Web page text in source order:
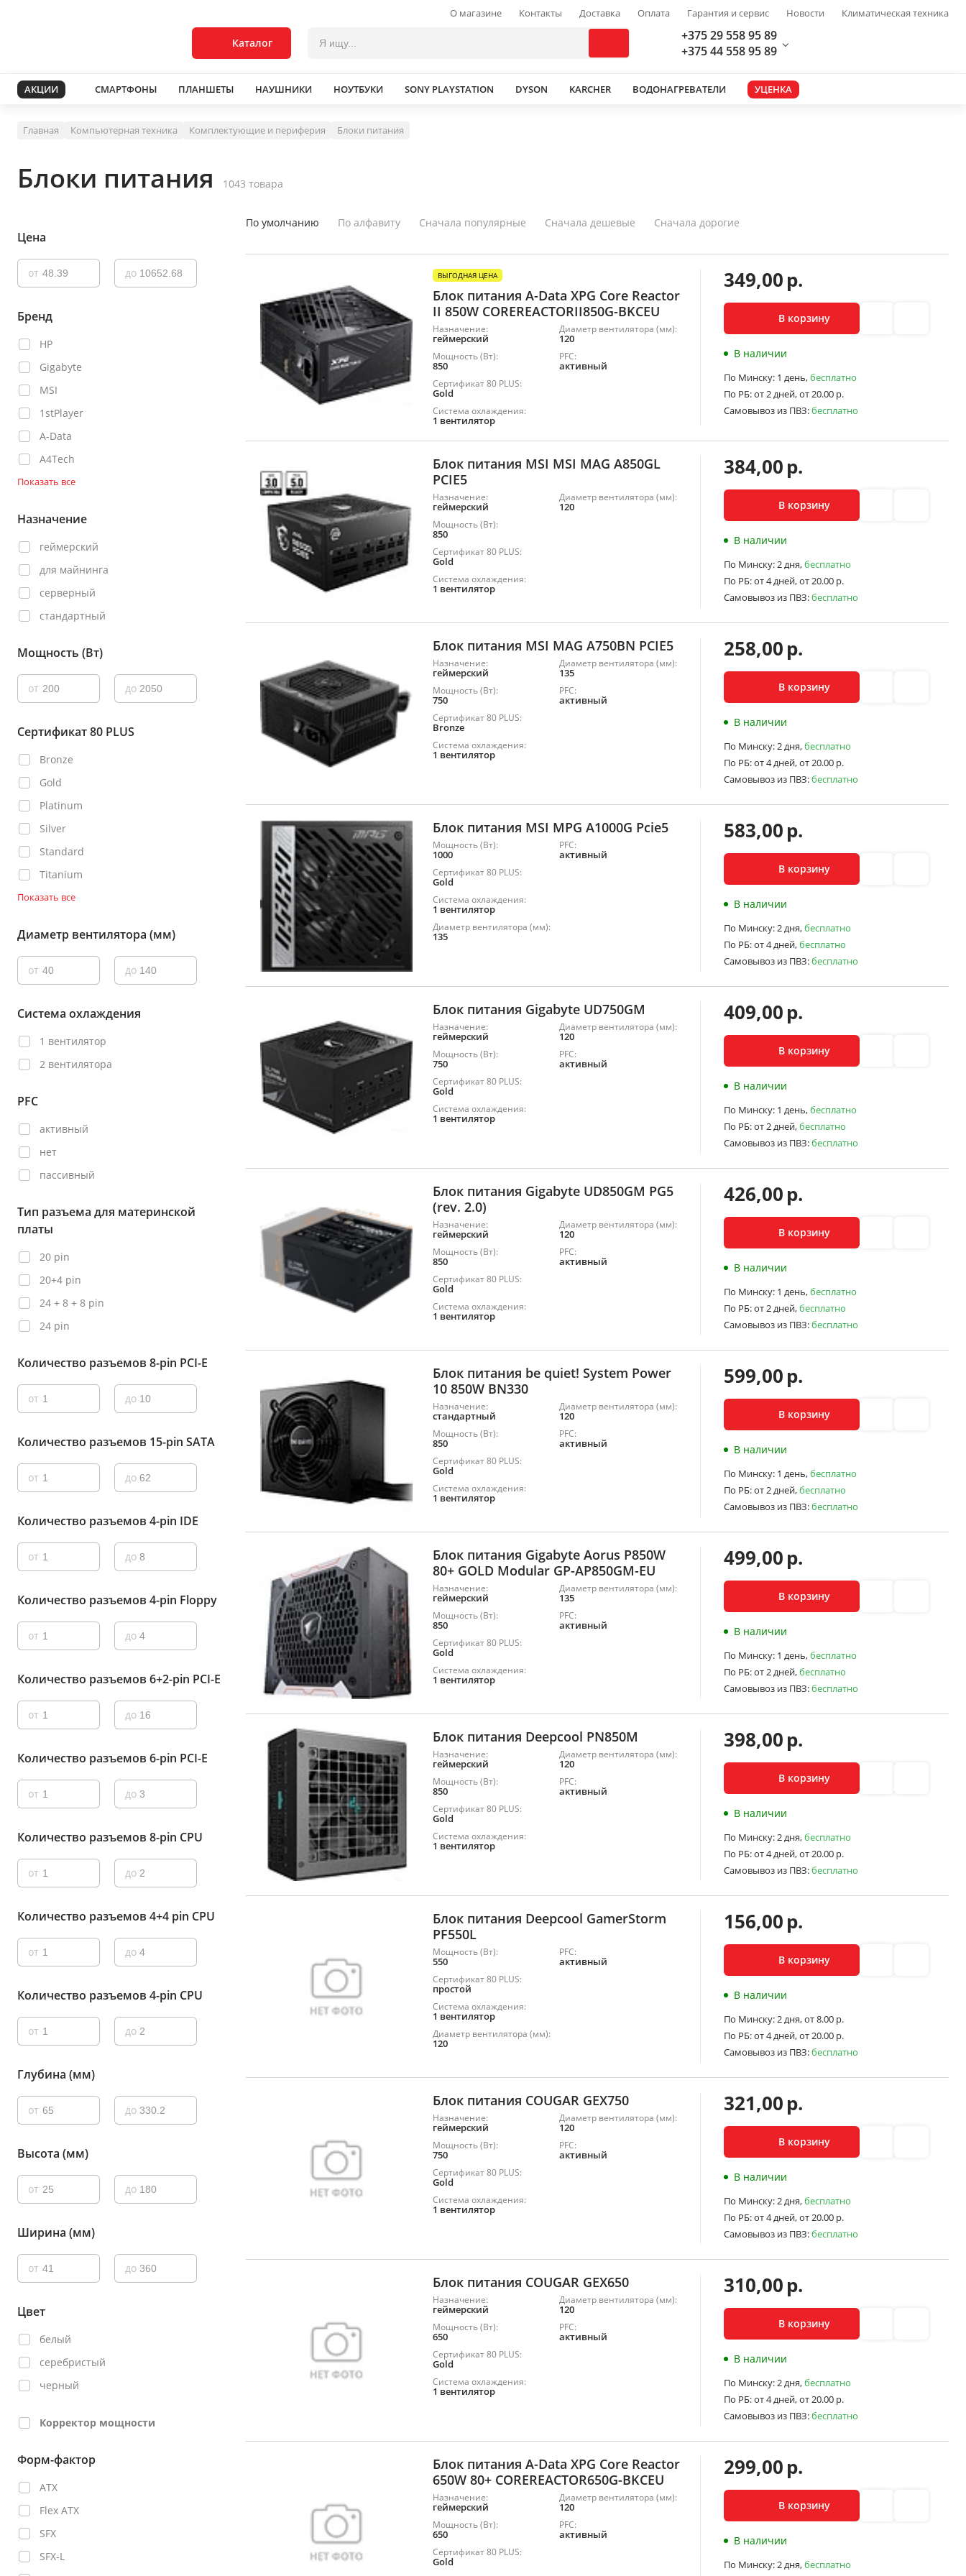
О магазине Контакты Доставка Оплата Гарантия и сервис Новости Климатическая техника
Каталог
+375 29 558 95 89
+375 44 558 95 89
АКЦИИ СМАРТФОНЫ ПЛАНШЕТЫ НАУШНИКИ НОУТБУКИ SONY PLAYSTATION DYSON KARCHER ВОДОНАГРЕВАТЕЛИ УЦЕНКА
Главная Компьютерная техника Комплектующие и периферия Блоки питания
Блоки питания 1043 товара
Цена
от до
Бренд
HP
Gigabyte
MSI
1stPlayer
A-Data
A4Tech
Показать все
Назначение
геймерский
для майнинга
серверный
стандартный
Мощность (Вт)
от до
Сертификат 80 PLUS
Bronze
Gold
Platinum
Silver
Standard
Titanium
Показать все
Диаметр вентилятора (мм)
от до
Система охлаждения
1 вентилятор
2 вентилятора
PFC
активный
нет
пассивный
Тип разъема для материнской
платы
20 pin
20+4 pin
24 + 8 + 8 pin
24 pin
Количество разъемов 8-pin PCI-E
от до
Количество разъемов 15-pin SATA
от до
Количество разъемов 4-pin IDE
от до
Количество разъемов 4-pin Floppy
от до
Количество разъемов 6+2-pin PCI-E
от до
Количество разъемов 6-pin PCI-E
от до
Количество разъемов 8-pin CPU
от до
Количество разъемов 4+4 pin CPU
от до
Количество разъемов 4-pin CPU
от до
Глубина (мм)
от до
Высота (мм)
от до
Ширина (мм)
от до
Цвет
белый
серебристый
черный
Корректор мощности
Форм-фактор
ATX
Flex ATX
SFX
SFX-L
По умолчанию По алфавиту Сначала популярные Сначала дешевые Сначала дорогие
ВЫГОДНАЯ ЦЕНА
Блок питания A-Data XPG Core Reactor
II 850W COREREACTORII850G-BKCEU
Назначение:
геймерский
Мощность (Вт):
850
Сертификат 80 PLUS:
Gold
Система охлаждения:
1 вентилятор
Диаметр вентилятора (мм):
120
PFC:
активный
349,00р.
В корзину
В наличии
По Минску: 1 день,бесплатно
По РБ:от 2 дней,от 20.00 р.
Самовывоз из ПВЗ:бесплатно
Блок питания MSI MSI MAG A850GL
PCIE5
Назначение:
геймерский
Мощность (Вт):
850
Сертификат 80 PLUS:
Gold
Система охлаждения:
1 вентилятор
Диаметр вентилятора (мм):
120
384,00р.
В корзину
В наличии
По Минску: 2 дня,бесплатно
По РБ:от 4 дней,от 20.00 р.
Самовывоз из ПВЗ:бесплатно
Блок питания MSI MAG A750BN PCIE5
Назначение:
геймерский
Мощность (Вт):
750
Сертификат 80 PLUS:
Bronze
Система охлаждения:
1 вентилятор
Диаметр вентилятора (мм):
135
PFC:
активный
258,00р.
В корзину
В наличии
По Минску: 2 дня,бесплатно
По РБ:от 4 дней,от 20.00 р.
Самовывоз из ПВЗ:бесплатно
Блок питания MSI MPG A1000G Pcie5
Мощность (Вт):
1000
Сертификат 80 PLUS:
Gold
Система охлаждения:
1 вентилятор
Диаметр вентилятора (мм):
135
PFC:
активный
583,00р.
В корзину
В наличии
По Минску: 2 дня,бесплатно
По РБ:от 4 дней,бесплатно
Самовывоз из ПВЗ:бесплатно
Блок питания Gigabyte UD750GM
Назначение:
геймерский
Мощность (Вт):
750
Сертификат 80 PLUS:
Gold
Система охлаждения:
1 вентилятор
Диаметр вентилятора (мм):
120
PFC:
активный
409,00р.
В корзину
В наличии
По Минску: 1 день,бесплатно
По РБ:от 2 дней,бесплатно
Самовывоз из ПВЗ:бесплатно
Блок питания Gigabyte UD850GM PG5
(rev. 2.0)
Назначение:
геймерский
Мощность (Вт):
850
Сертификат 80 PLUS:
Gold
Система охлаждения:
1 вентилятор
Диаметр вентилятора (мм):
120
PFC:
активный
426,00р.
В корзину
В наличии
По Минску: 1 день,бесплатно
По РБ:от 2 дней,бесплатно
Самовывоз из ПВЗ:бесплатно
Блок питания be quiet! System Power
10 850W BN330
Назначение:
стандартный
Мощность (Вт):
850
Сертификат 80 PLUS:
Gold
Система охлаждения:
1 вентилятор
Диаметр вентилятора (мм):
120
PFC:
активный
599,00р.
В корзину
В наличии
По Минску: 1 день,бесплатно
По РБ:от 2 дней,бесплатно
Самовывоз из ПВЗ:бесплатно
Блок питания Gigabyte Aorus P850W
80+ GOLD Modular GP-AP850GM-EU
Назначение:
геймерский
Мощность (Вт):
850
Сертификат 80 PLUS:
Gold
Система охлаждения:
1 вентилятор
Диаметр вентилятора (мм):
135
PFC:
активный
499,00р.
В корзину
В наличии
По Минску: 1 день,бесплатно
По РБ:от 2 дней,бесплатно
Самовывоз из ПВЗ:бесплатно
Блок питания Deepcool PN850M
Назначение:
геймерский
Мощность (Вт):
850
Сертификат 80 PLUS:
Gold
Система охлаждения:
1 вентилятор
Диаметр вентилятора (мм):
120
PFC:
активный
398,00р.
В корзину
В наличии
По Минску: 2 дня,бесплатно
По РБ:от 4 дней,от 20.00 р.
Самовывоз из ПВЗ:бесплатно
Блок питания Deepcool GamerStorm
PF550L
Мощность (Вт):
550
Сертификат 80 PLUS:
простой
Система охлаждения:
1 вентилятор
Диаметр вентилятора (мм):
120
PFC:
активный
156,00р.
В корзину
В наличии
По Минску: 2 дня,от 8.00 р.
По РБ:от 4 дней,от 20.00 р.
Самовывоз из ПВЗ:бесплатно
Блок питания COUGAR GEX750
Назначение:
геймерский
Мощность (Вт):
750
Сертификат 80 PLUS:
Gold
Система охлаждения:
1 вентилятор
Диаметр вентилятора (мм):
120
PFC:
активный
321,00р.
В корзину
В наличии
По Минску: 2 дня,бесплатно
По РБ:от 4 дней,от 20.00 р.
Самовывоз из ПВЗ:бесплатно
Блок питания COUGAR GEX650
Назначение:
геймерский
Мощность (Вт):
650
Сертификат 80 PLUS:
Gold
Система охлаждения:
1 вентилятор
Диаметр вентилятора (мм):
120
PFC:
активный
310,00р.
В корзину
В наличии
По Минску: 2 дня,бесплатно
По РБ:от 4 дней,от 20.00 р.
Самовывоз из ПВЗ:бесплатно
Блок питания A-Data XPG Core Reactor
650W 80+ COREREACTOR650G-BKCEU
Назначение:
геймерский
Мощность (Вт):
650
Сертификат 80 PLUS:
Gold
Диаметр вентилятора (мм):
120
PFC:
активный
299,00р.
В корзину
В наличии
По Минску: 2 дня,бесплатно